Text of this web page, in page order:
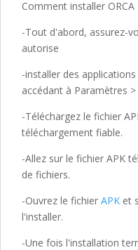
Comment installer ORCA
-Tout d'abord, assurez-
autorise
-installer des
accédant à Paramètres
-Téléchargez le fichier
téléchargement fiable.
-Allez sur le fichier APK
de fichiers.
-Ouvrez le fichier APK et
l'installer.
-Une fois l'installation